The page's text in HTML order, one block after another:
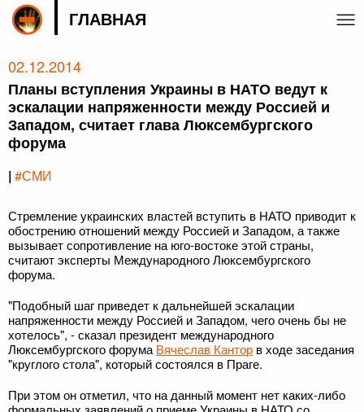
ГЛАВНАЯ
02.12.2014
Планы вступления Украины в НАТО ведут к
эскалации напряженности между Россией и
Западом, считает глава Люксембургского
форума
| #СМИ
Стремление украинских властей вступить в НАТО приводит к
обострению отношений между Россией и Западом, а также
вызывает сопротивление на юго-востоке этой страны,
считают эксперты Международного Люксембургского
форума.
"Подобный шаг приведет к дальнейшей эскалации
напряженности между Россией и Западом, чего очень бы не
хотелось", - сказал президент международного
Люксембургского форума Вячеслав Кантор в ходе заседания
"круглого стола", который состоялся в Праге.
При этом он отметил, что на данный момент нет каких-либо